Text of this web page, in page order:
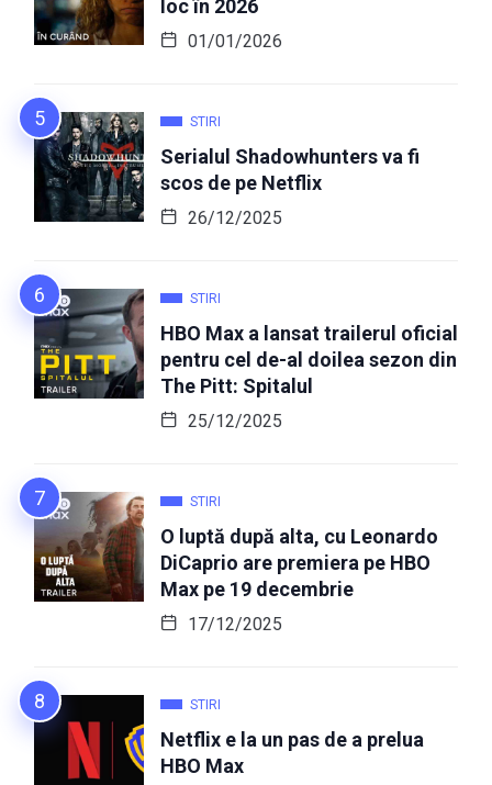
loc în 2026
01/01/2026
STIRI
Serialul Shadowhunters va fi
scos de pe Netflix
26/12/2025
STIRI
HBO Max a lansat trailerul oficial
pentru cel de-al doilea sezon din
The Pitt: Spitalul
25/12/2025
STIRI
O luptă după alta, cu Leonardo
DiCaprio are premiera pe HBO
Max pe 19 decembrie
17/12/2025
STIRI
Netflix e la un pas de a prelua
HBO Max